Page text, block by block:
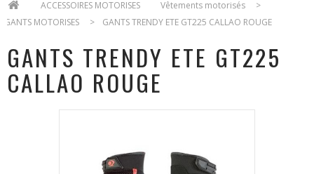
ACCESSOIRES MOTORISES Vêtements motorisés
>
GANTS MOTORISES
> GANTS TRENDY ETE GT225 CALLAO ROUGE
GANTS TRENDY ETE GT225
CALLAO ROUGE